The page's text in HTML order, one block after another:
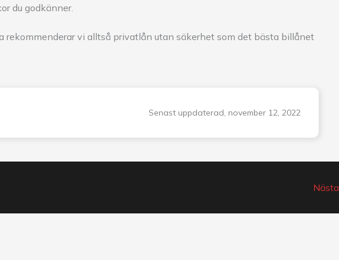
du godkänner.
rekommenderar vi alltså privatlån utan säkerhet som det bästa billånet
Senast uppdaterad, november 12, 2022